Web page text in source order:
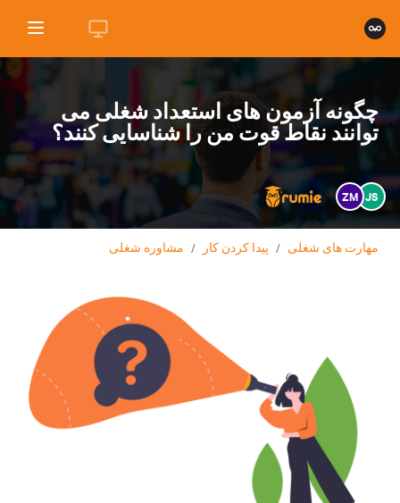
چگونه آزمون های استعداد شغلی می
توانند نقاط قوت من را شناسایی کنند؟
JS
ZM
مهارت های شغلی / پیدا کردن کار / مشاوره شغلی